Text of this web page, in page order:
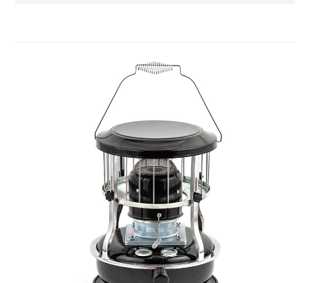
nuestra fábrica para comprar el último calentador de
queroseno de tanque de combustible blanco de
venta, precio bajo y alta calidad para uso en
interiores. Esperamos cooperar con usted.